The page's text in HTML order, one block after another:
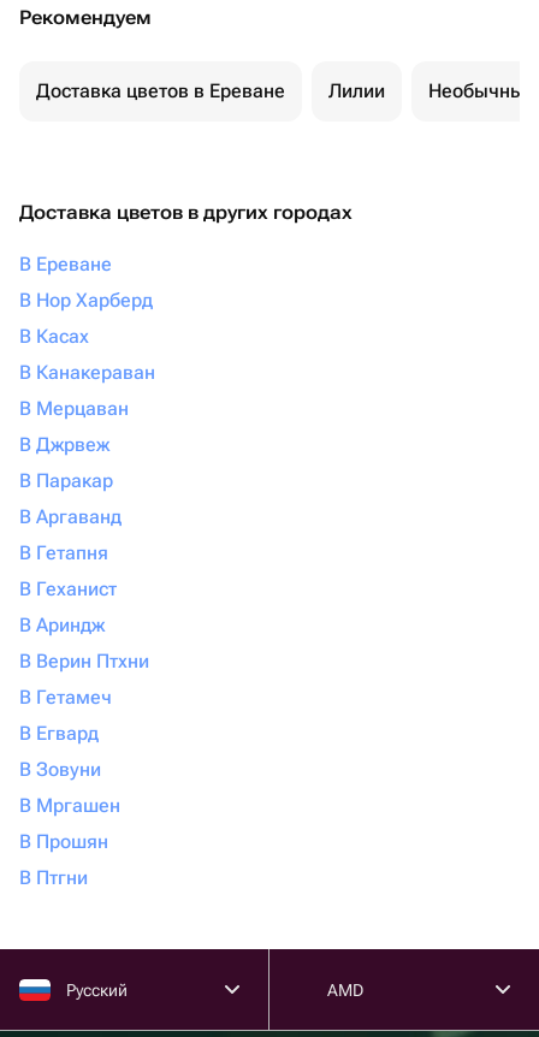
Рекомендуем
Доставка цветов в Ереване Лилии Необычные
Доставка цветов в других городах
В Ереване
В Нор Харберд
В Касах
В Канакераван
В Мерцаван
В Джрвеж
В Паракар
В Аргаванд
В Гетапня
В Геханист
В Ариндж
В Верин Птхни
В Гетамеч
В Егвард
В Зовуни
В Мргашен
В Прошян
В Птгни
Русский AMD